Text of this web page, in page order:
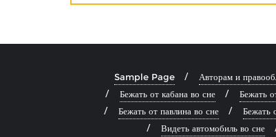
Sample Page Авторам и
Бежать от кабана во сне
Бежать
Бежать от павлина во сне
Бежать
Видеть автомобиль во сне